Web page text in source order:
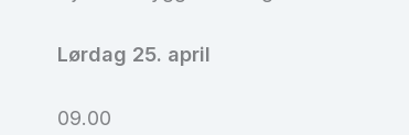
Lørdag 25. april
09.00